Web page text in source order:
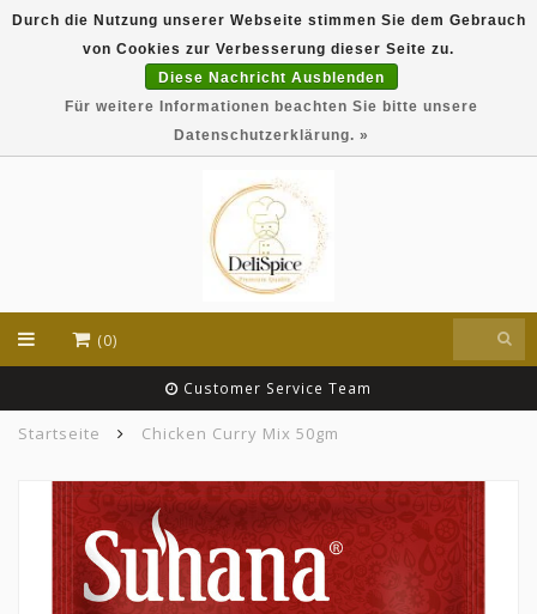
DeliSpice is your online Indian grocery shop with
exclusive brands like Daawat, Suhana, DeliSpice
and many more !!!
(0)
Customer Service Team
Startseite Chicken Curry Mix 50gm
Durch die Nutzung unserer Webseite stimmen Sie dem Gebrauch
von Cookies zur Verbesserung dieser Seite zu.
Diese Nachricht Ausblenden
Für weitere Informationen beachten Sie bitte unsere
Datenschutzerklärung. »